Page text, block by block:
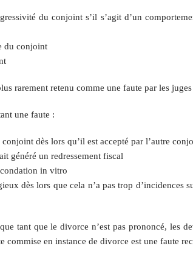
du conjoint s’il s’agit d’un
du conjoint
rarement retenu comme une faute par les juges
une faute :
dès lors qu’il est accepté par l’autre
généré un redressement fiscal
in vitro
dès lors que cela n’a pas trop d’incidences
tant que le divorce n’est pas prononcé, les
commise en instance de divorce est une faute